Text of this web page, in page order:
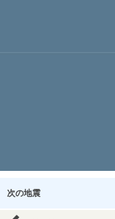
次の地震